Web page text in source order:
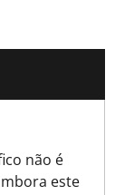
não é
este